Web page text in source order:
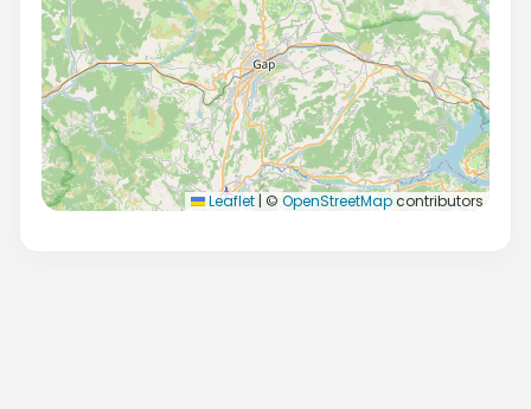
Leaflet | © OpenStreetMapcontributors